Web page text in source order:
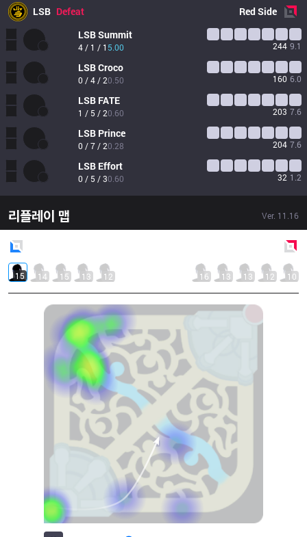
LSB Defeat RedSide
LSBSummit
4 / 1 / 1 5.00 244 9.1
LSBCroco
0 / 4 / 20.50 160 6.0
LSB FATE
1 / 5 / 20.60 203 7.6
LSB Prince
0 / 7 / 20.28 204 7.6
LSB Effort
0 / 5 / 30.60 32 1.2
리플레이 맵 Ver. 11.16
15 14 15 13 12 16 13 13 12 10